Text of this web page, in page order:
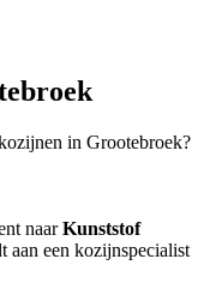
in Grootebroek?
naarKunststof
aan een kozijnspecialist